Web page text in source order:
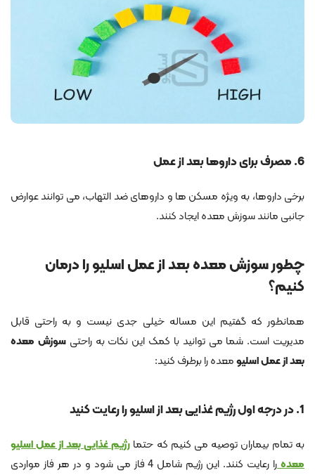
6. مصرف برای داروها بعد از عمل
برخی داروها، به ویژه مسکن ها و داروهای ضد التهاب، می توانند عوارض
جانبی مانند سوزش معده ایجاد کنند.
چطور سوزش معده بعد از عمل اسلیو را درمان
کنیم؟
همانطور که گفتیم این مساله خیلی جدی نیست و به راحتی قابل
مدیریت است. شما می توانید با کمک این نکات به راحتی سوزش معده
بعد از عمل اسلیومعده را برطرف کنید:
1. در درجه اول رژیم غذایی بعد از اسلیو را رعایت کنید
به تمام بیماران توصیه می کنیم که حتما رژیم غذایی بعد از عمل اسلیو
معده
را رعایت کنند. این رژیم شامل 4 فاز می شود و در هر فاز مواردی